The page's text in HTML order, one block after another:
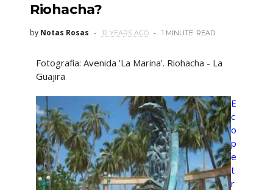
Riohacha?
by Notas Rosas 12 YEARS AGO 1 MINUTE READ
Fotografía: Avenida 'La Marina'. Riohacha - La
Guajira
E
c
o
p
e
t
r